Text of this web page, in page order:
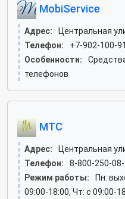
MobiService
Адрес:
Центральная
Телефон:
+7-902-100-
Особенности:
телефонов
МТС
Адрес:
Центральная
Телефон:
8-800-250-
Режим работы:
Пн:
09:00-18:00, Чт: c 09:00-